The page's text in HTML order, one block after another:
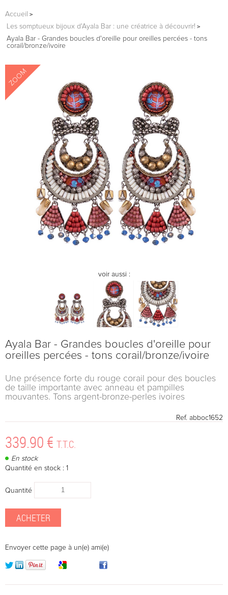
Accueil
Les somptueux bijoux d'Ayala Bar : une créatrice à découvrir!
Ayala Bar - Grandes boucles d'oreille pour oreilles percées - tons
corail/bronze/ivoire
ZOOM
voir aussi :
Ayala Bar - Grandes boucles d'oreille pour
oreilles percées - tons corail/bronze/ivoire
Une présence forte du rouge corail pour des boucles
de taille importante avec anneau et pampilles
mouvantes. Tons argent-bronze-perles ivoires
Ref. abboc1652
339.90 € T.T.C.
En stock
Quantité en stock : 1
Quantité
Envoyer cette page à un(e) ami(e)